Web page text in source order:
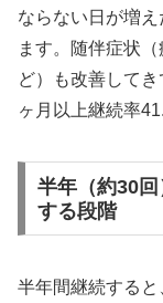
ならない日が増
ます。随伴症状
ど）も改善して
ヶ月以上継続率
半年（約30
する段階
半年間継続する